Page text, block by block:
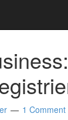
1 Comment